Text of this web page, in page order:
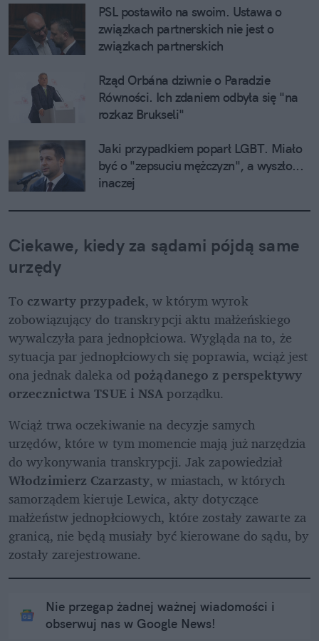
PSL postawiło na swoim. Ustawa o
związkach partnerskich nie jest o
związkach partnerskich
Rząd Orbána dziwnie o Paradzie
Równości. Ich zdaniem odbyła się "na
rozkaz Brukseli"
Jaki przypadkiem poparł LGBT. Miało
być o "zepsuciu mężczyzn", a wyszło...
inaczej
Ciekawe, kiedy za sądami pójdą same
urzędy
To czwarty przypadek, w którym wyrok
zobowiązujący do transkrypcji aktu małżeńskiego
wywalczyła para jednopłciowa. Wygląda na to, że
sytuacja par jednopłciowych się poprawia, wciąż jest
ona jednak daleka od pożądanego z perspektywy
orzecznictwa TSUE i NSA porządku.
Wciąż trwa oczekiwanie na decyzje samych
urzędów, które w tym momencie mają już narzędzia
Włodzimierz Czarzasty, w miastach, w których
samorządem kieruje Lewica, akty dotyczące
małżeństw jednopłciowych, które zostały zawarte za
granicą, nie będą musiały być kierowane do sądu, by
zostały zarejestrowane.
Nie przegap żadnej ważnej wiadomości i
obserwuj nas w Google News!